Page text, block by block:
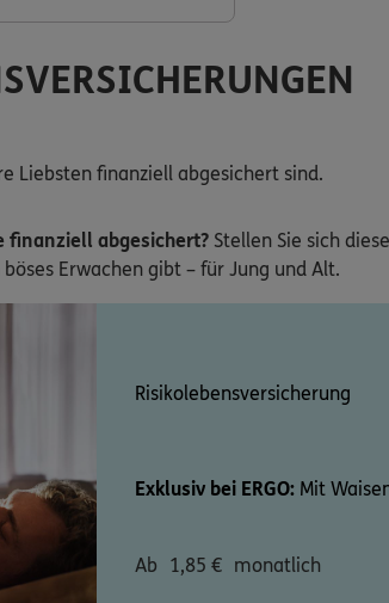
Liebsten finanziell abgesichert sind.
finanziell abgesichert? Stellen Sie sich
Erwachen gibt – für Jung und Alt.
Risikolebensversicherung
Exklusiv bei ERGO: Mit
Ab 1,85 € monatlich